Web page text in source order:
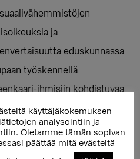
ja
eduskunnassa
työskennellä
ihmisiin kohdistuvaa
ja vihapuhetta vastaan.
myös omalla
että sukupuoli- ja
käyttäjäkokemuksen
analysointiin ja
Oletamme tämän sopivan
päättää mitä evästeitä